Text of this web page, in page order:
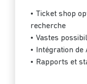
• Ticket shop
recherche
• Vastes
• Intégration de
• Rapports et